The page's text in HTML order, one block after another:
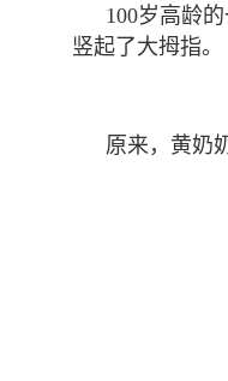
100岁高龄
竖起了大拇指。
原来，黄奶